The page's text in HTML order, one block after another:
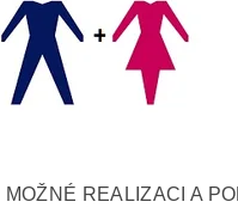
MOŽNÉ REALIZACI A